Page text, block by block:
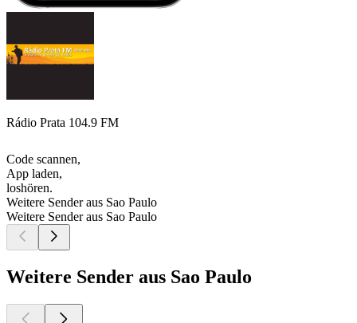
Rádio Prata 104.9 FM
Code scannen,
App laden,
loshören.
Weitere Sender aus Sao Paulo
Weitere Sender aus Sao Paulo
Weitere Sender aus Sao Paulo